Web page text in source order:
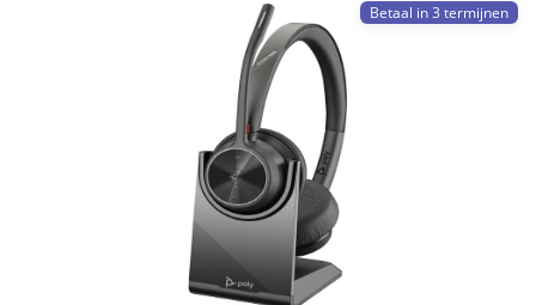
Betaal in 3 termijnen